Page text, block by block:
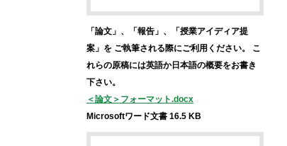
「論文」、「報告」、「授業アイディア提
案」を ご執筆される際にご利用ください。
こ
れらの原稿には英語か日本語の概要をお書き
下さい。
＜論文＞フォーマット.docx
Microsoftワード文書 16.5 KB